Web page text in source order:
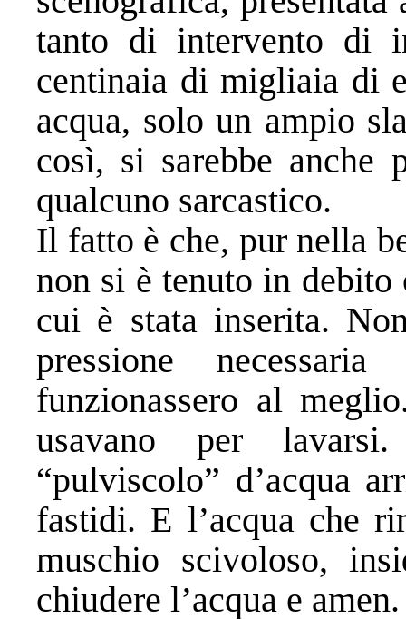
tanto di intervento di
centinaia di migliaia di
acqua, solo un ampio
così, si sarebbe anche
qualcuno sarcastico.
Il fatto è che, pur nella
non si è tenuto in
cui è stata inserita.
pressione
funzionassero al
usavano per
“pulviscolo” d’acqua
fastidi. E l’acqua che
muschio scivoloso,
chiudere l’acqua e amen.